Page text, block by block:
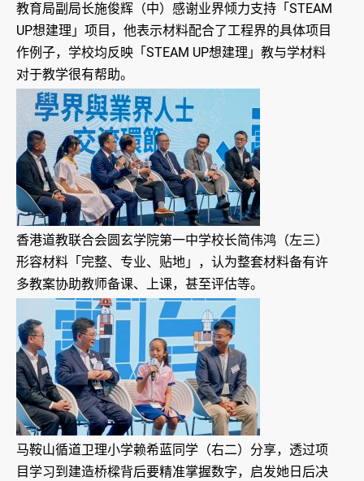
教育局副局长施俊辉（中）感谢业界倾力支持「STEAM
UP想建理」项目，他表示材料配合了工程界的具体项目
作例子，学校均反映「STEAM UP想建理」教与学材料
对于教学很有帮助。
香港道教联合会圆玄学院第一中学校长简伟鸿（左三）
形容材料「完整、专业、贴地」，认为整套材料备有许
多教案协助教师备课、上课，甚至评估等。
马鞍山循道卫理小学赖希蓝同学（右二）分享，透过项
目学习到建造桥樑背后要精准掌握数字，启发她日后决